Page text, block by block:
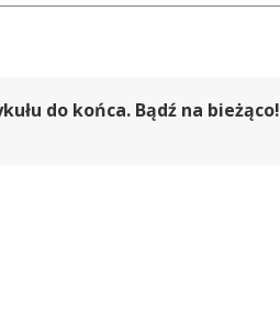
do końca. Bądź na bieżąco!